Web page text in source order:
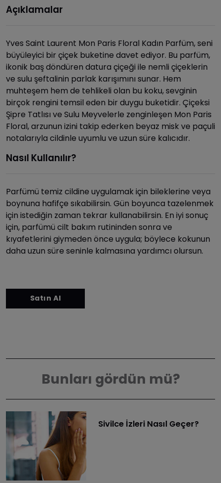
Açıklamalar
Yves Saint Laurent Mon Paris Floral Kadın Parfüm, seni
büyüleyici bir çiçek buketine davet ediyor. Bu parfüm,
ikonik baş döndüren datura çiçeği ile nemli çiçeklerin
ve sulu şeftalinin parlak karışımını sunar. Hem
muhteşem hem de tehlikeli olan bu koku, sevginin
birçok rengini temsil eden bir duygu buketidir. Çiçeksi
Şipre Tatlısı ve Sulu Meyvelerle zenginleşen Mon Paris
Floral, arzunun izini takip ederken beyaz misk ve paçuli
notalarıyla cildinle uyumlu ve uzun süre kalıcıdır.
Nasıl Kullanılır?
Parfümü temiz cildine uygulamak için bileklerine veya
boynuna hafifçe sıkabilirsin. Gün boyunca tazelenmek
için istediğin zaman tekrar kullanabilirsin. En iyi sonuç
için, parfümü cilt bakım rutininden sonra ve
kıyafetlerini giymeden önce uygula; böylece kokunun
daha uzun süre seninle kalmasına yardımcı olursun.
Bunları gördün mü?
Sivilce İzleri Nasıl Geçer?